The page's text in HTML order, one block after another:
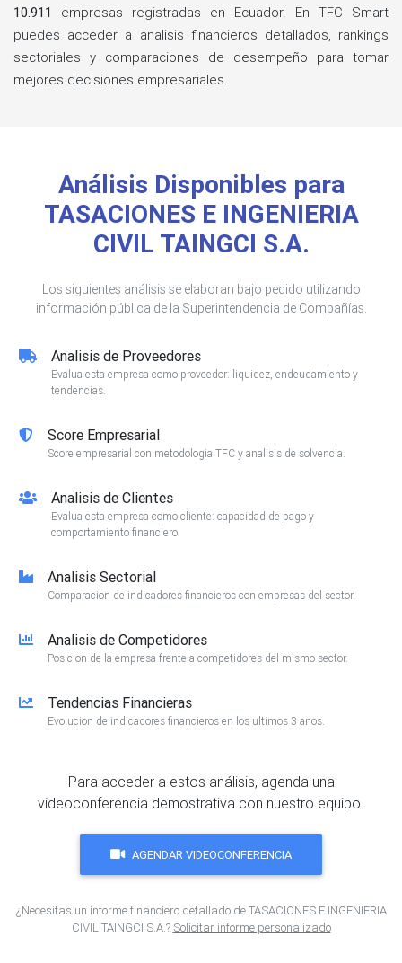
10.911
empresas registradas en Ecuador. En TFC Smart
puedes acceder a analisis financieros detallados, rankings
sectoriales y comparaciones de desempeño para tomar
mejores decisiones empresariales.
Análisis Disponibles para
TASACIONES E INGENIERIA
CIVIL TAINGCI S.A.
Los siguientes análisis se elaboran bajo pedido utilizando
información pública de la Superintendencia de Compañías.
Analisis de Proveedores
Evalua esta empresa como proveedor: liquidez, endeudamiento y
tendencias.
Score Empresarial
Score empresarial con metodologia TFC y analisis de solvencia.
Analisis de Clientes
Evalua esta empresa como cliente: capacidad de pago y
comportamiento financiero.
Analisis Sectorial
Comparacion de indicadores financieros con empresas del sector.
Analisis de Competidores
Posicion de la empresa frente a competidores del mismo sector.
Tendencias Financieras
Evolucion de indicadores financieros en los ultimos 3 anos.
Para acceder a estos análisis, agenda una
videoconferencia demostrativa con nuestro equipo.
AGENDAR VIDEOCONFERENCIA
¿Necesitas un informe financiero detallado de TASACIONES E INGENIERIA
CIVIL TAINGCI S.A.? Solicitar informe personalizado